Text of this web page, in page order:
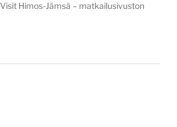
Visit Himos-Jämsä – matkailusivuston